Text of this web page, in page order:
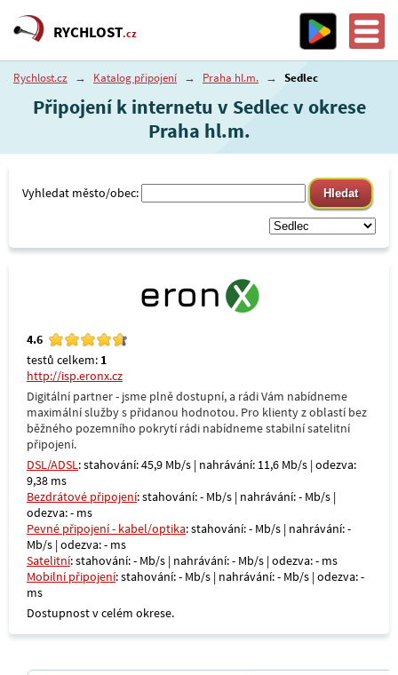
RYCHLOST.cz
Rychlost.cz → Katalog připojení → Praha hl.m. → Sedlec
Připojení k internetu v Sedlec v okrese
Praha hl.m.
Vyhledat město/obec:
4.6
testů celkem: 1
http://isp.eronx.cz
Digitální partner - jsme plně dostupní, a rádi Vám nabídneme
maximální služby s přidanou hodnotou. Pro klienty z oblastí bez
běžného pozemního pokrytí rádi nabídneme stabilní satelitní
připojení.
DSL/ADSL: stahování: 45,9 Mb/s | nahrávání: 11,6 Mb/s | odezva:
9,38 ms
Bezdrátové připojení: stahování: - Mb/s | nahrávání: - Mb/s |
odezva: - ms
Pevné připojení - kabel/optika: stahování: - Mb/s | nahrávání: -
Mb/s | odezva: - ms
Satelitní: stahování: - Mb/s | nahrávání: - Mb/s | odezva: - ms
Mobilní připojení: stahování: - Mb/s | nahrávání: - Mb/s | odezva: -
ms
Dostupnost v celém okrese.